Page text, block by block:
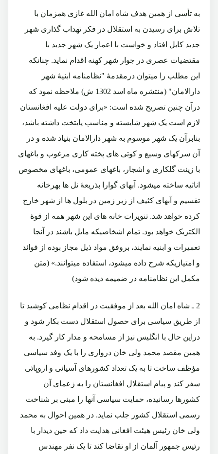
به تأسی از همین هدف شاه امان الله غازی همزمان با
تلاش برای رسیدن به استقلال در فکر تهداب گذاری شهر
جدید کابل افتاد و خواست با اعمار یک شهر جدید با
مقتضیات عصری در جوار شهر کهنه اقدام نماید. چنانکه
این مطلب را میتوان درمقدمۀ "نظامنامه ابنیۀ شهر
دارالامان" (منتشره ماه اسد 1302 ش) ملاحظه نمود که
درآن چنین تصریح شده است: «برای دولت علیه افغانستان
لازم است یک شهر شایسته و مناسب پایتخت داشته باشد،
بنابرآن یک شهر موسوم به شهر دارالامان بنیاد شده و در
آن سرکهای وسیع و کوتی های پخته کاری مرغوب و باغهای
با زینت گلکاری و اشجار، باغهای عمومی، باغهای مخصوص
اناثیه ساخته میشود. آبهای گوارا بذریعۀ نل ها بهرخانه
تقسیم و آبهای کثیف از زیر زمین در بلول ها از شهر خارج
کرده خواهد شد. تنویرات خانه های این شهر همه از قوۀ
الکتریک خواهد بود. تمام اشخاصیکه مایل باشند در آنجا
تعمیرات و ابنیه نمایند، بروفق مواد ذیل مجاز بوده از فوائد
و امتیازیکه شرح داده میشود، استفاده میتوانند.» (متن
مکمل این نظامنامه در ضمیمه دیده شود)
2 ـ شاه امان الله بعد از موفقیت در اقدام نظامی کوشید تا
از طریق سیاسی برای حصول استقلال دست بکار شود و
دراین حال با انگلیس نیز از مسامحه و مدار کار گیرد. به
همین مقصد محمد ولی خان دروازی را با یک وفد سیاسی
مؤظف ساخت تا به یک تعداد کشورهای آسیائی و اروپائی
سفر کند و پیام استقلال افغانستان را به زعمای آن
کشورها رسانیده، حمایت سیاسی آنها را مبنی بر شناخت
رسمی استقلال کشور جلب نماید. در همین احوال به محمد
ولی خان رئیس هیئت افغانی هدایت داد که حین دیدار با
رئیس جمهور آلمان از او تقاضا کند تا یک نفر مهندس